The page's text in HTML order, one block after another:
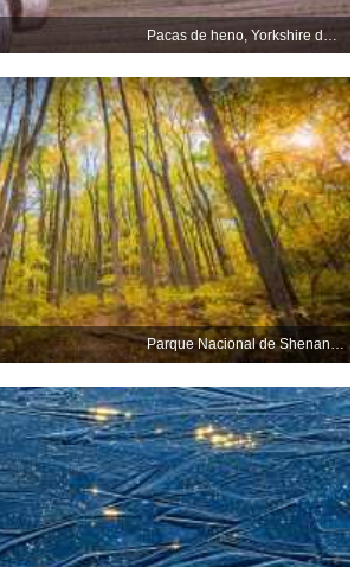
Parque Nacional de Shenandoah, Virginia, EE.UU.